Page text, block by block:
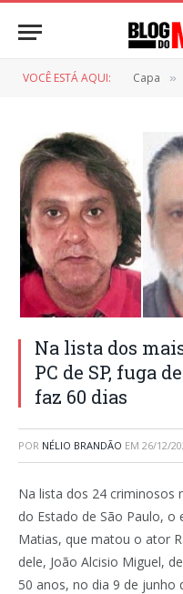
VOCÊ ESTÁ AQUI: Capa »
Na lista dos
PC de SP, fuga
faz 60 dias
POR NÉLIO BRANDÃO EM 26/12/
Na lista dos 24 criminosos
do Estado de São Paulo, o
Matias, que matou o ator
dele, João Alcisio Miguel,
50 anos, no dia 9 de junho